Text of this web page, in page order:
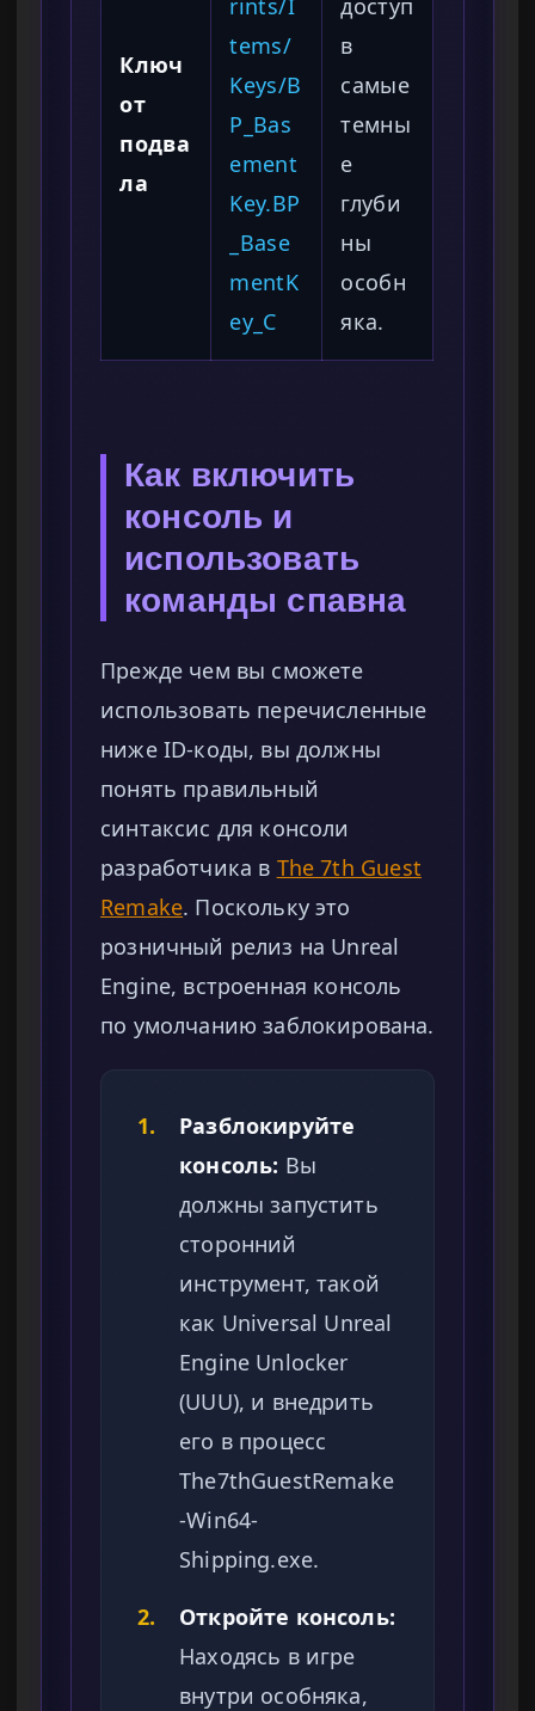
Ключ
от
подва
ла
rints/I
tems/
Keys/B
P_Bas
ement
Key.BP
_Base
mentK
ey_C
доступ
в
самые
темны
е
глуби
ны
особн
яка.
Как включить
консоль и
использовать
команды спавна
Прежде чем вы сможете
использовать перечисленные
ниже ID-коды, вы должны
понять правильный
синтаксис для консоли
разработчика в The 7th Guest
Remake. Поскольку это
розничный релиз на Unreal
Engine, встроенная консоль
по умолчанию заблокирована.
1.
Разблокируйте
консоль: Вы
должны запустить
сторонний
инструмент, такой
как Universal Unreal
Engine Unlocker
(UUU), и внедрить
его в процесс
The7thGuestRemake
-Win64-
Shipping.exe.
2.
Откройте консоль:
Находясь в игре
внутри особняка,